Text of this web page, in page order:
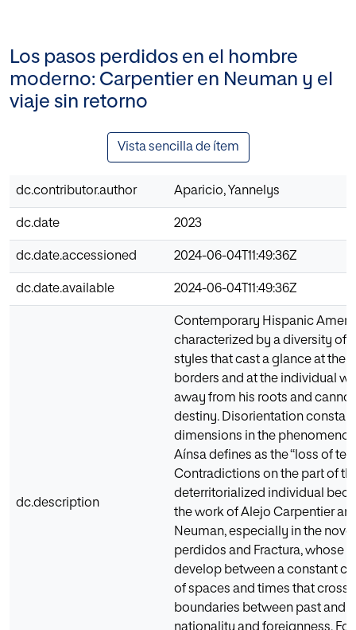
Los pasos perdidos en el hombre
moderno: Carpentier en Neuman y el
viaje sin retorno
Vista sencilla de ítem
dc.contributor.author Aparicio, Yannelys
dc.date 2023
dc.date.accessioned 2024-06-04T11:49:36Z
dc.date.available 2024-06-04T11:49:36Z
dc.description
Contemporary Hispanic
characterized by a diversity of
styles that cast a glance at the
borders and at the individual
away from his roots and
destiny. Disorientation
dimensions in the
Aínsa defines as the “loss of
Contradictions on the part of
deterritorialized individual
the work of Alejo Carpentier
Neuman, especially in the
perdidos and Fractura, whose
develop between a constant
of spaces and times that cross
boundaries between past and